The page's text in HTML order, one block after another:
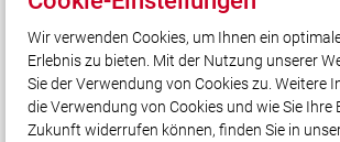
Quicklinks
LFV Bayern
Quicklink intern
Wir verwenden Cookies, um Ihnen ein
Erlebnis zu bieten. Mit der Nutzung unserer
Sie der Verwendung von Cookies zu. Weitere
die Verwendung von Cookies und wie Sie Ihre
Zukunft widerrufen können, finden Sie in